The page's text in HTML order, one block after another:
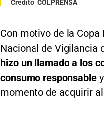
Crédito: COLPRENSA
Con motivo de la
Nacional de Vigilancia
hizo un llamado a los
consumo responsable
momento de adquirir